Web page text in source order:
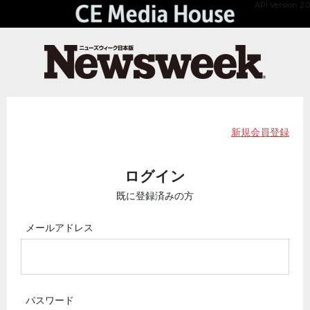
API Version 2.0
新規会員登録
ログイン
既に登録済みの方
メールアドレス
パスワード